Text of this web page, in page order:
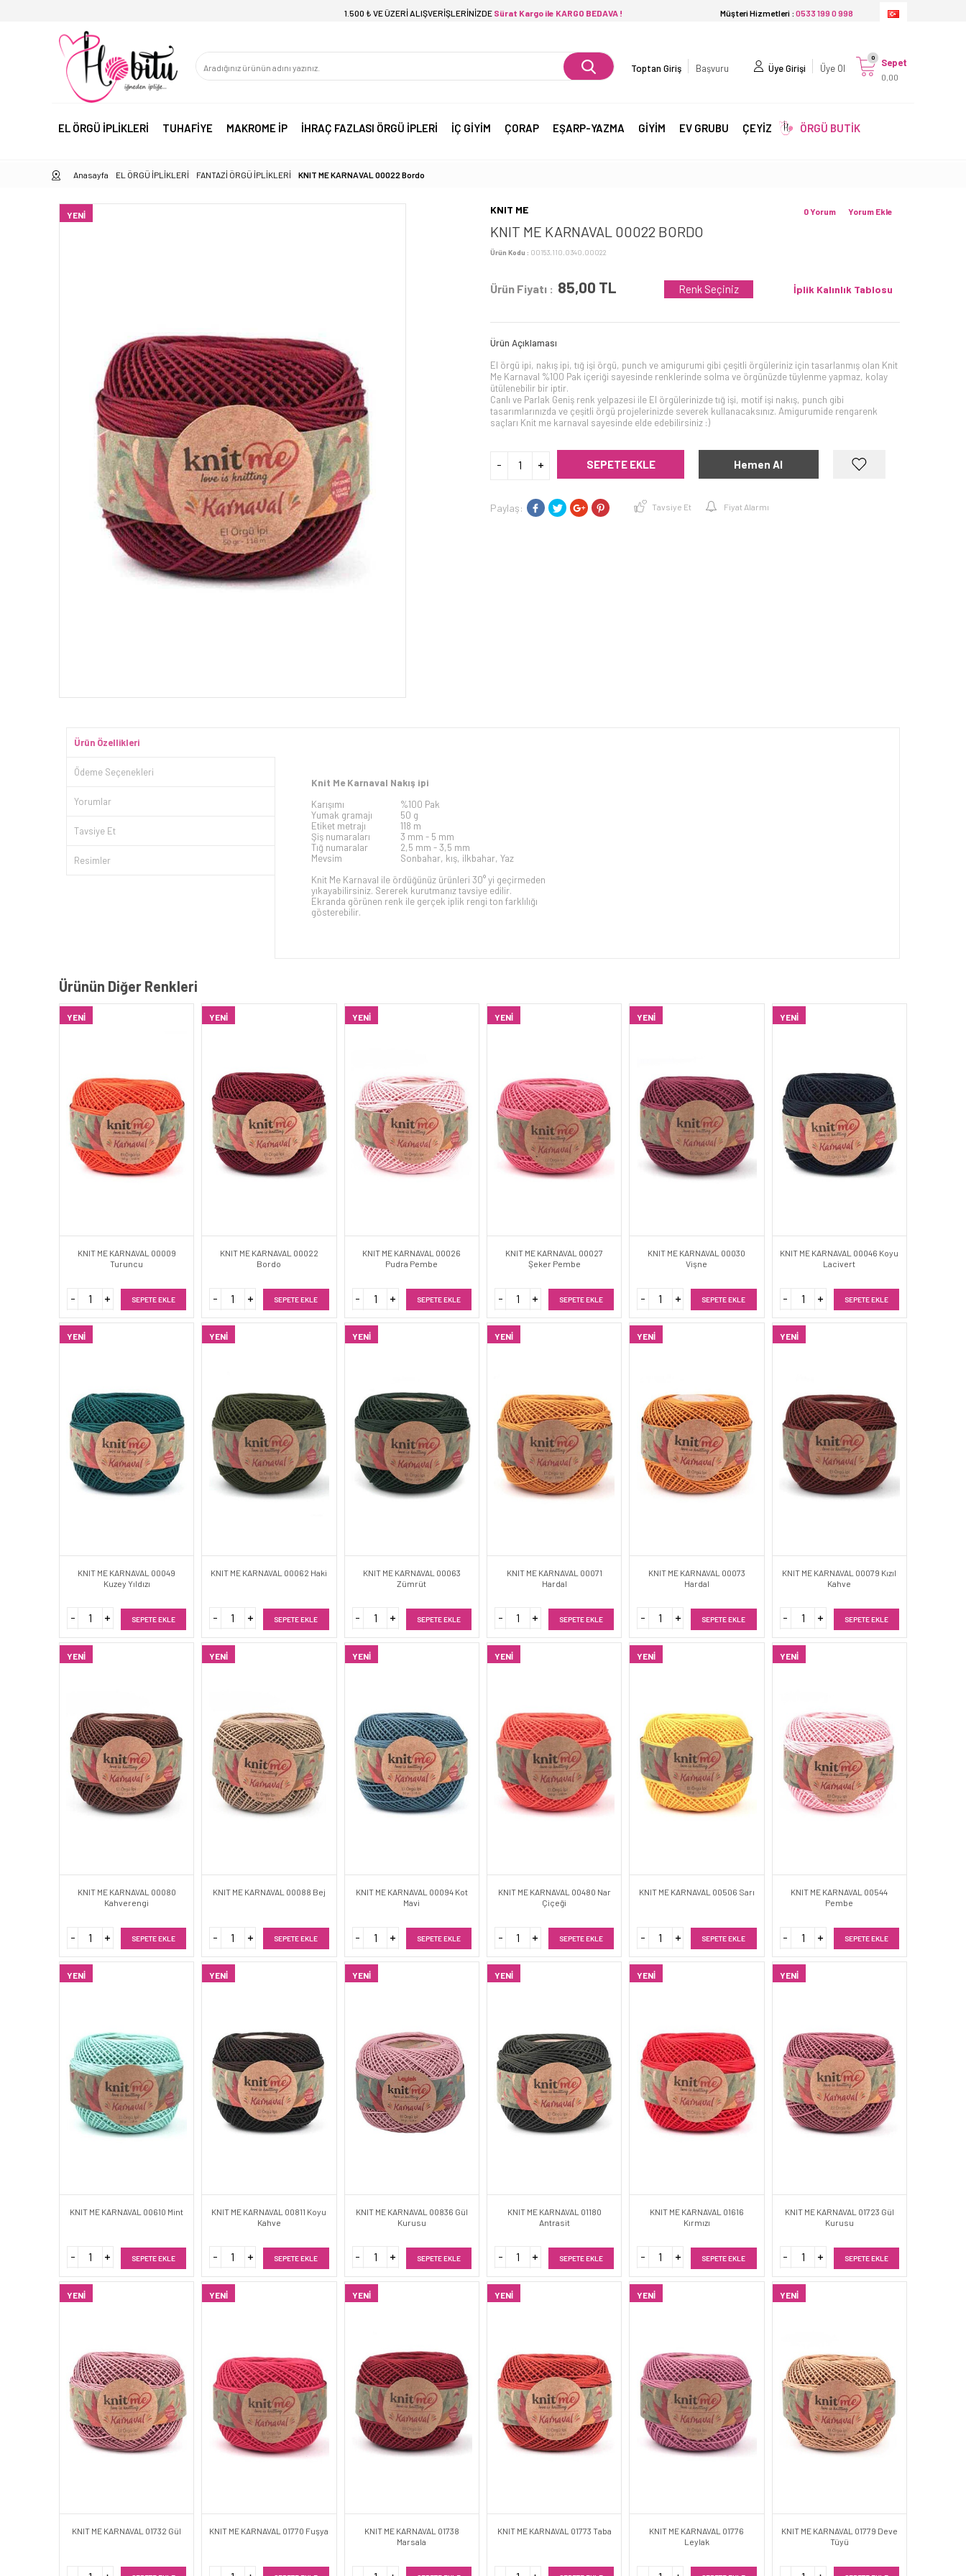
1.500 ₺ VE ÜZERİ ALIŞVERİŞLERİNİZDE Sürat Kargo ile KARGO BEDAVA ! Müşteri Hizmetleri : 0533 199 0 998
Başvuru
Toptan Giriş Üye Girişi Üye Ol Sepet
0,00
0
EL ÖRGÜ İPLİKLERİ TUHAFİYE MAKROME İP İHRAÇ FAZLASI ÖRGÜ İPLERİ İÇ GİYİM ÇORAP EŞARP-YAZMA GİYİM EV GRUBU ÇEYİZ ÖRGÜ BUTİK
Anasayfa EL ÖRGÜ İPLİKLERİ FANTAZİ ÖRGÜ İPLİKLERİ KNIT ME KARNAVAL 00022 Bordo
YENI KNIT ME
KNIT ME KARNAVAL 00022 BORDO
Ürün Kodu : 00153.110.0340.00022
Yorum Ekle
0 Yorum
Ürün Fiyatı : 85,00 TL İplik Kalınlık Tablosu
Renk Seçiniz
Ürün Açıklaması
El örgü ipi, nakış ipi, tığ işi örgü, punch ve amigurumi gibi çeşitli örgüleriniz için tasarlanmış olan Knit
Me Karnaval %100 Pak içeriği sayesinde renklerinde solma ve örgünüzde tüylenme yapmaz, kolay
ütülenebilir bir iptir.
Canlı ve Parlak Geniş renk yelpazesi ile El örgülerinizde tığ işi, motif işi nakış, punch gibi
tasarımlarınızda ve çeşitli örgü projelerinizde severek kullanacaksınız. Amigurumide rengarenk
saçları Knit me karnaval sayesinde elde edebilirsiniz :)
SEPETE EKLE Hemen Al
Paylaş: Tavsiye Et Fiyat Alarmı
Ürün Özellikleri
Ödeme Seçenekleri
Yorumlar
Tavsiye Et
Resimler
Knit Me Karnaval Nakış ipi
Karışımı
%100 Pak
Yumak gramajı
50 g
Etiket metrajı
118 m
Şiş numaraları
3 mm - 5 mm
Tığ numaralar
2,5 mm - 3,5 mm
Mevsim
Sonbahar, kış, ilkbahar, Yaz
Knit Me Karnaval ile ördüğünüz ürünleri 30° yi geçirmeden
yıkayabilirsiniz. Sererek kurutmanız tavsiye edilir.
Ekranda görünen renk ile gerçek iplik rengi ton farklılığı
gösterebilir.
Ürünün Diğer Renkleri
YENI
KNIT ME KARNAVAL 00009
Turuncu
SEPETE EKLE
YENI
KNIT ME KARNAVAL 00022
Bordo
SEPETE EKLE
YENI
KNIT ME KARNAVAL 00026
Pudra Pembe
SEPETE EKLE
YENI
KNIT ME KARNAVAL 00027
Şeker Pembe
SEPETE EKLE
YENI
KNIT ME KARNAVAL 00030
Vişne
SEPETE EKLE
YENI
KNIT ME KARNAVAL 00046 Koyu
Lacivert
SEPETE EKLE
YENI
KNIT ME KARNAVAL 00049
Kuzey Yıldızı
SEPETE EKLE
YENI
KNIT ME KARNAVAL 00062 Haki
SEPETE EKLE
YENI
KNIT ME KARNAVAL 00063
Zümrüt
SEPETE EKLE
YENI
KNIT ME KARNAVAL 00071
Hardal
SEPETE EKLE
YENI
KNIT ME KARNAVAL 00073
Hardal
SEPETE EKLE
YENI
KNIT ME KARNAVAL 00079 Kızıl
Kahve
SEPETE EKLE
YENI
KNIT ME KARNAVAL 00080
Kahverengi
SEPETE EKLE
YENI
KNIT ME KARNAVAL 00088 Bej
SEPETE EKLE
YENI
KNIT ME KARNAVAL 00094 Kot
Mavi
SEPETE EKLE
YENI
KNIT ME KARNAVAL 00480 Nar
Çiçeği
SEPETE EKLE
YENI
KNIT ME KARNAVAL 00506 Sarı
SEPETE EKLE
YENI
KNIT ME KARNAVAL 00544
Pembe
SEPETE EKLE
YENI
KNIT ME KARNAVAL 00610 Mint
SEPETE EKLE
YENI
KNIT ME KARNAVAL 00811 Koyu
Kahve
SEPETE EKLE
YENI
KNIT ME KARNAVAL 00836 Gül
Kurusu
SEPETE EKLE
YENI
KNIT ME KARNAVAL 01180
Antrasit
SEPETE EKLE
YENI
KNIT ME KARNAVAL 01616
Kırmızı
SEPETE EKLE
YENI
KNIT ME KARNAVAL 01723 Gül
Kurusu
SEPETE EKLE
YENI
KNIT ME KARNAVAL 01732 Gül
YENI
KNIT ME KARNAVAL 01770 Fuşya
YENI
KNIT ME KARNAVAL 01738
Marsala
YENI
KNIT ME KARNAVAL 01773 Taba
YENI
KNIT ME KARNAVAL 01776
Leylak
YENI
KNIT ME KARNAVAL 01779 Deve
Tüyü